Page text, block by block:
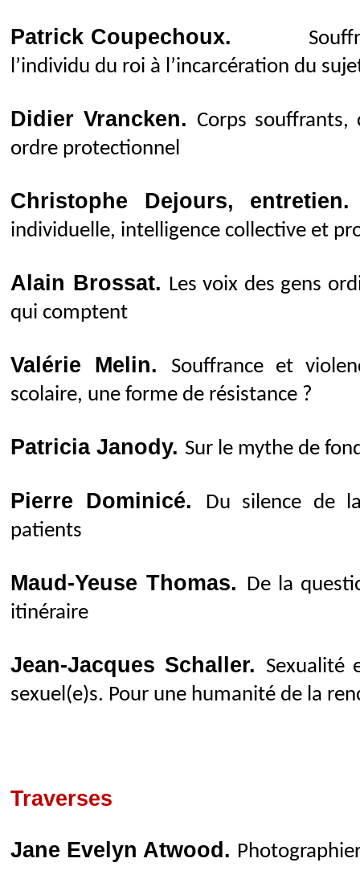
Patrick Coupechoux.
l’individu du roi à l’incarcération du
Didier Vrancken. Corps
ordre protectionnel
Christophe Dejours,
individuelle, intelligence collective et
Alain Brossat. Les voix des gens
qui comptent
Valérie Melin. Souffrance et
scolaire, une forme de résistance ?
Patricia Janody. Sur le mythe de
Pierre Dominicé. Du silence de
patients
Maud-Yeuse Thomas. De la
itinéraire
Jean-Jacques Schaller. Sexualité
sexuel(e)s. Pour une humanité de la
Traverses
Jane Evelyn Atwood.